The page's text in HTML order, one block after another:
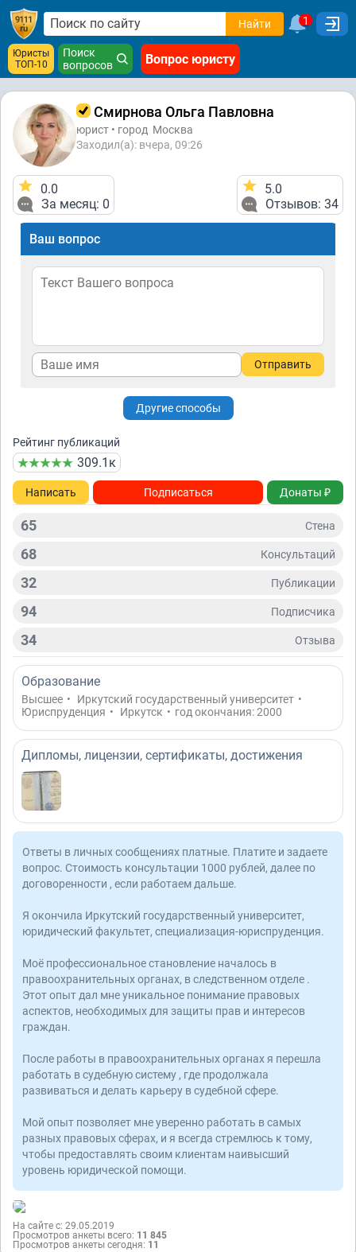
Найти 1
Юристы
ТОП-10
Поиск
вопросов
Вопрос юристу
Смирнова Ольга Павловна
юрист • город Москва
Заходил(а): вчера, 09:26
0.0
За месяц: 0
5.0
Отзывов: 34
Ваш вопрос
Отправить
Другие способы
Рейтинг публикаций
309.1к
Написать Подписаться Донаты ₽
65 Стена
68 Консультаций
32 Публикации
94 Подписчикa
34 Отзывa
Образование
Высшее • Иркутский государственный университет •
Юриспруденция • Иркутск • год окончания: 2000
Дипломы, лицензии, сертификаты, достижения
Ответы в личных сообщениях платные. Платите и задаете
вопрос. Стоимость консультации 1000 рублей, далее по
договоренности , если работаем дальше.
Я окончила Иркутский государственный университет,
юридический факультет, специализация-юриспруденция.
Моё профессиональное становление началось в
правоохранительных органах, в следственном отделе .
Этот опыт дал мне уникальное понимание правовых
аспектов, необходимых для защиты прав и интересов
граждан.
После работы в правоохранительных органах я перешла
работать в судебную систему , где продолжала
развиваться и делать карьеру в судебной сфере.
Мой опыт позволяет мне уверенно работать в самых
разных правовых сферах, и я всегда стремлюсь к тому,
чтобы предоставлять своим клиентам наивысший
уровень юридической помощи.
На сайте с: 29.05.2019
Просмотров анкеты всего: 11 845
Просмотров анкеты сегодня: 11